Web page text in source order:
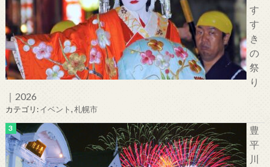
す
す
き
の
祭
り
｜2026
カテゴリ:イベント,札幌市
豊
平
川